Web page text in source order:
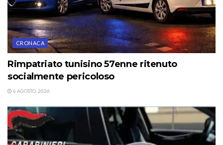
CRONACA
Rimpatriato tunisino 57enne ritenuto
socialmente pericoloso
6 AGOSTO, 2026